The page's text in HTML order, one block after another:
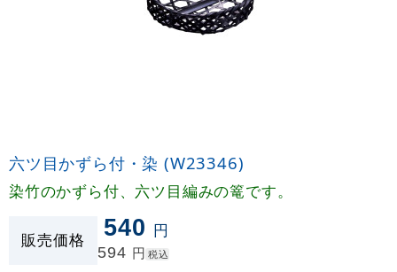
六ツ目かずら付・染 (W23346)
染竹のかずら付、六ツ目編みの篭です。
販売価格 540 円
594 円 税込